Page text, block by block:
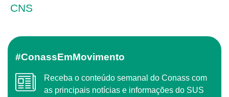
CNS
#ConassEmMovimento
Receba o conteúdo semanal do Conass com
as principais notícias e informações do SUS